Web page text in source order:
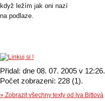
když ležím jak oni nazí
na podlaze.
Přidal: dne 08. 07. 2005 v 12:26.
Počet zobrazení: 228 (1).
» Zobrazit všechny texty od Iva Bittová